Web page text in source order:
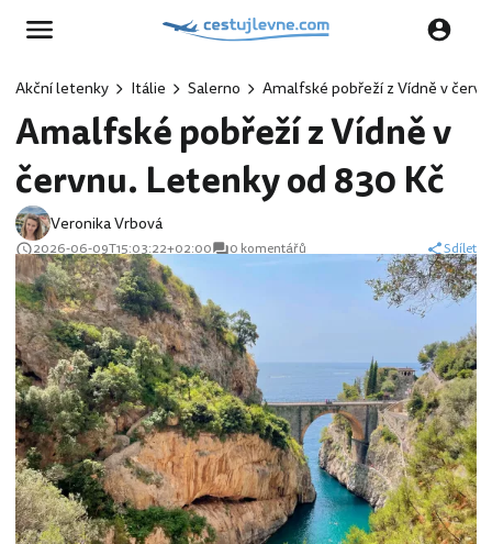
Akční letenky Itálie Salerno Amalfské pobřeží z Vídně v
Amalfské pobřeží z Vídně v
červnu. Letenky od 830 Kč
Veronika Vrbová
2026-06-09T15:03:22+02:00 0 komentářů Sdílet